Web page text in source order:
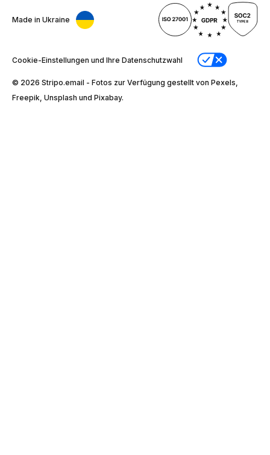
Made in Ukraine
Cookie-Einstellungen und Ihre Datenschutzwahl
© 2026 Stripо.email - Fotos zur Verfügung gestellt von Pexels,
Freepik, Unsplash und Pixabay.